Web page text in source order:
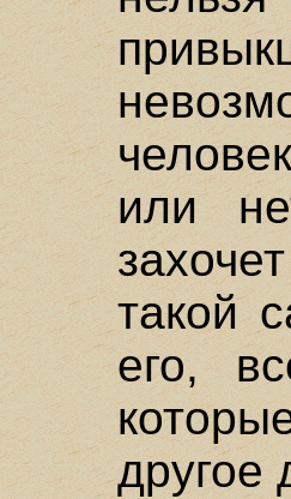
или
такой
его,
другое